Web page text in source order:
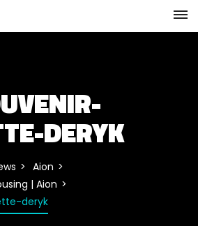
DERYK
Aion
| Aion
deryk